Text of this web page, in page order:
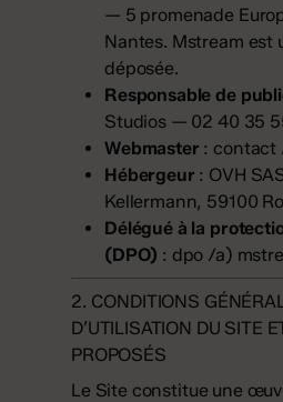
— 5 promenade
Nantes. Mstream est
déposée.
Responsable de
Studios — 02 40 35
Webmaster : contact
Hébergeur : OVH
Kellermann, 59100
Délégué à la
(DPO) : dpo /a)
2. CONDITIONS
D’UTILISATION DU SITE
PROPOSÉS
Le Site constitue une